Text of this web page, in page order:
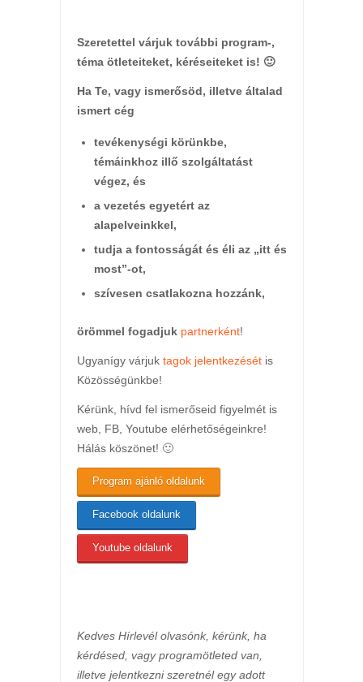
Szeretettel várjuk további program-,
téma ötleteiteket, kéréseiteket is! 🙂
Ha Te, vagy ismerősöd, illetve általad
ismert cég
tevékenységi körünkbe,
témáinkhoz illő szolgáltatást
végez, és
a vezetés egyetért az
alapelveinkkel,
tudja a fontosságát és éli az „itt és
most”-ot,
szívesen csatlakozna hozzánk,
örömmel fogadjuk partnerként!
Ugyanígy várjuk tagok jelentkezésétis
Közösségünkbe!
Kérünk, hívd fel ismerőseid figyelmét is
web, FB, Youtube elérhetőségeinkre!
Hálás köszönet! 🙂
Program ajánló oldalunk
Facebook oldalunk
Youtube oldalunk
Kedves Hírlevél olvasónk, kérünk, ha
kérdésed, vagy programötleted van,
illetve jelentkezni szeretnél egy adott